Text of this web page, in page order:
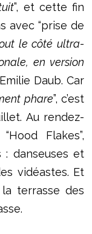
”, et cette fin
avec “prise de
le côté ultra-
en version
Daub. Car
phare”, c’est
Au rendez-
Flakes”,
: danseuses et
vidéastes. Et
terrasse des